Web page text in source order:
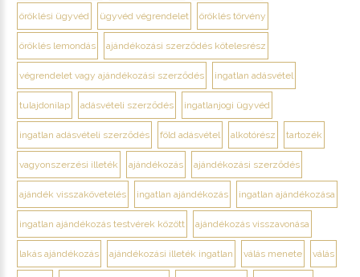
öröklési ügyvéd ügyvéd végrendelet öröklés törvény
öröklés lemondás ajándékozási szerződés kötelesrész
végrendelet vagy ajándékozási szerződés ingatlan adásvétel
tulajdonilap adásvételi szerződés ingatlanjogi ügyvéd
ingatlan adásvételi szerződés föld adásvétel alkotórész tartozék
vagyonszerzési illeték ajándékozás ajándékozási szerződés
ajándék visszakövetelés ingatlan ajándékozás ingatlan ajándékozása
ingatlan ajándékozás testvérek között ajándékozás visszavonása
lakás ajándékozás ajándékozási illeték ingatlan válás menete válás